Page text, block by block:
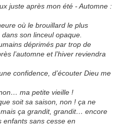
juste après mon été - Automne :
où le brouillard le plus
son linceul opaque.
déprimés par trop de
l’automne et l’hiver reviendra
confidence, d’écouter Dieu me
ma petite vieille !
soit sa saison, non ! ça ne
ça grandit, grandit… encore
enfants sans cesse en